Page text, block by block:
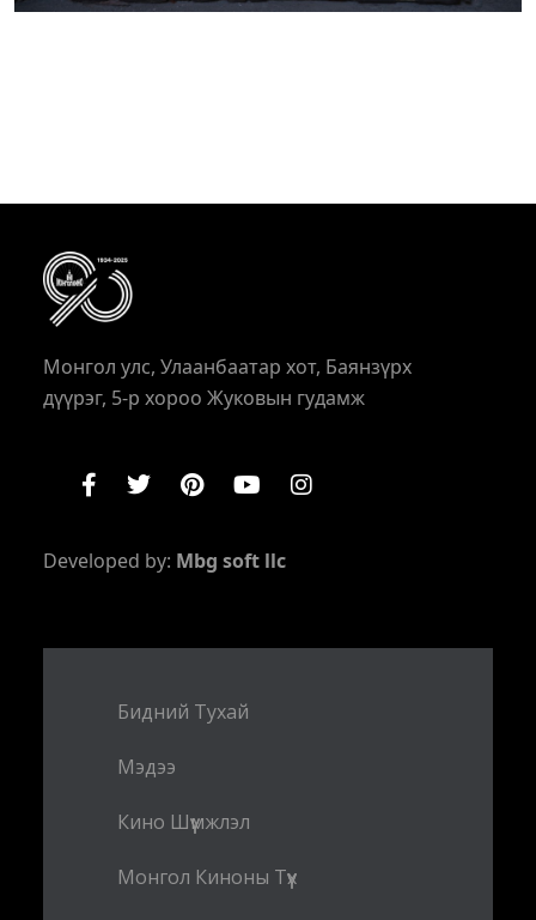
Монгол улс, Улаанбаатар хот, Баянзүрх
дүүрэг, 5-р хороо Жуковын гудамж
Developed by: Mbg soft llc
Бидний Тухай
Мэдээ
Кино Шүүмжлэл
Монгол Киноны Түүх